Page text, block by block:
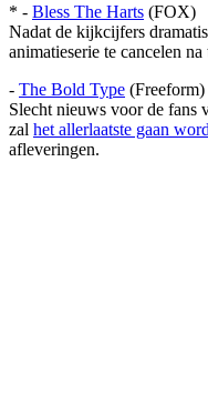
* - Bless The Harts (FOX)
Nadat de kijkcijfers
animatieserie te cancelen na
- The Bold Type (Freeform)
Slecht nieuws voor de fans
zal het allerlaatste gaan
afleveringen.